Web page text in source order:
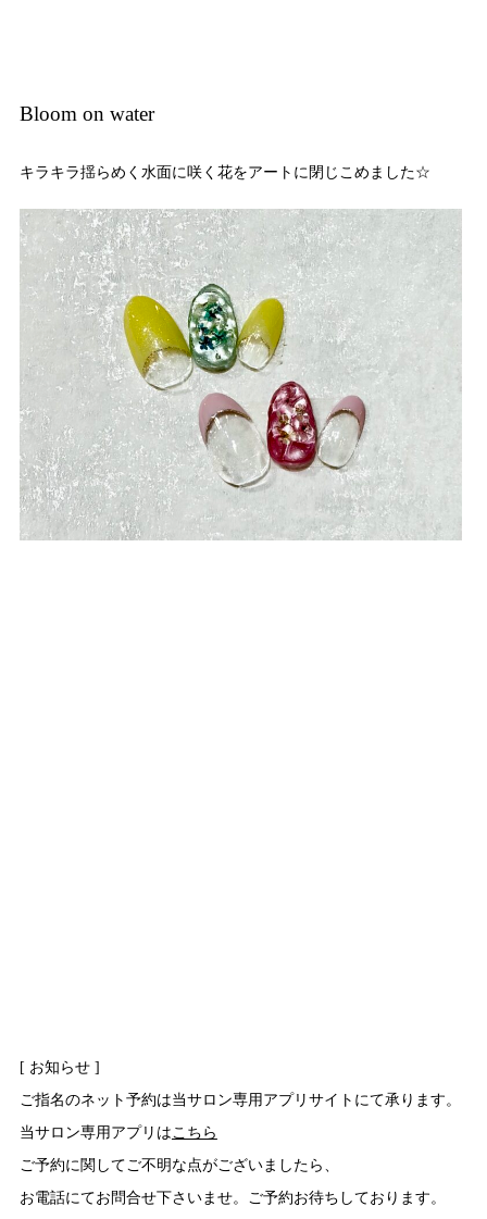
Bloom on water
キラキラ揺らめく水面に咲く花をアートに閉じこめました☆
[ お知らせ ]
ご指名のネット予約は当サロン専用アプリサイトにて承ります。
当サロン専用アプリはこちら
ご予約に関してご不明な点がございましたら、
お電話にてお問合せ下さいませ。ご予約お待ちしております。